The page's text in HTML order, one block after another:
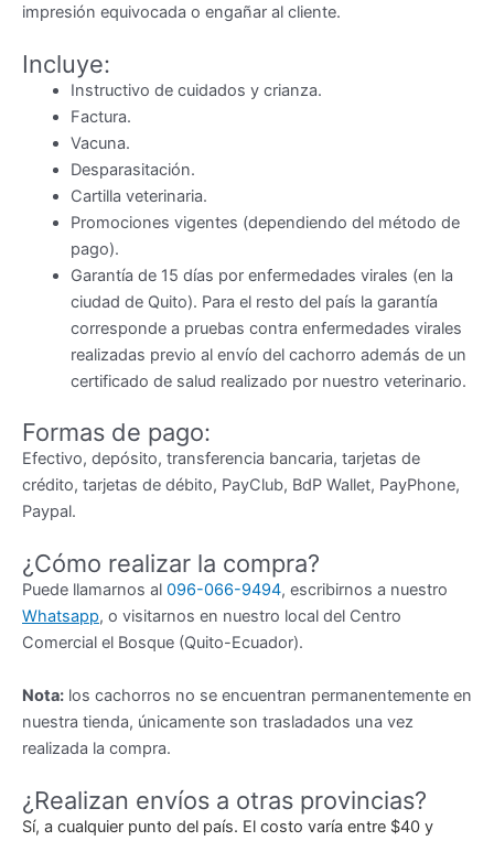
impresión equivocada o engañar al cliente.
Incluye:
Instructivo de cuidados y crianza.
Factura.
Vacuna.
Desparasitación.
Cartilla veterinaria.
Promociones vigentes (dependiendo del método de
pago).
Garantía de 15 días por enfermedades virales (en la
ciudad de Quito). Para el resto del país la garantía
corresponde a pruebas contra enfermedades virales
realizadas previo al envío del cachorro además de un
certificado de salud realizado por nuestro veterinario.
Formas de pago:
Efectivo, depósito, transferencia bancaria, tarjetas de
crédito, tarjetas de débito, PayClub, BdP Wallet, PayPhone,
Paypal.
¿Cómo realizar la compra?
Puede llamarnos al 096-066-9494, escribirnos a nuestro
Whatsapp, o visitarnos en nuestro local del Centro
Comercial el Bosque (Quito-Ecuador).
Nota: los cachorros no se encuentran permanentemente en
nuestra tienda, únicamente son trasladados una vez
realizada la compra.
¿Realizan envíos a otras provincias?
Sí, a cualquier punto del país. El costo varía entre $40 y